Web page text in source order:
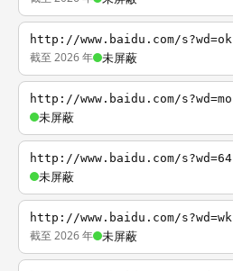
http://www.baidu.com/s?wd=ok
截至 2026 年 未屏蔽
http://www.baidu.com/s?wd=mo
未屏蔽
http://www.baidu.com/s?wd=64
未屏蔽
http://www.baidu.com/s?wd=wk
截至 2026 年 未屏蔽